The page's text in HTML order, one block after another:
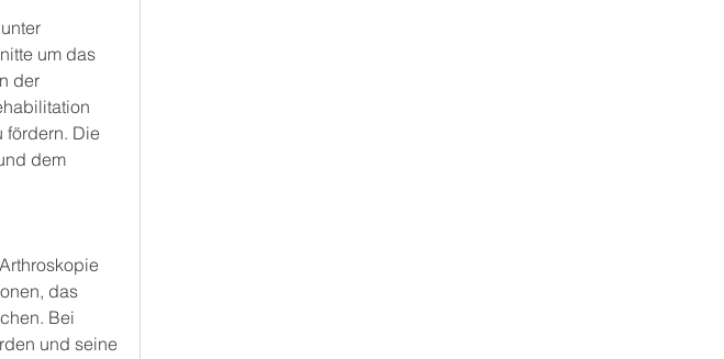
um das
der
fördern. Die
dem
das
Bei
und seine